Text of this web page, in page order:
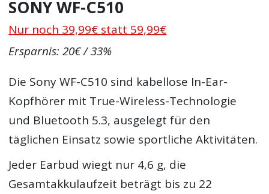
SONY WF-C510
Nur noch 39,99€ statt 59,99€
Ersparnis: 20€ / 33%
Die Sony WF-C510 sind kabellose In-Ear-
Kopfhörer mit True-Wireless-Technologie
und Bluetooth 5.3, ausgelegt für den
täglichen Einsatz sowie sportliche Aktivitäten.
Jeder Earbud wiegt nur 4,6 g, die
Gesamtakkulaufzeit beträgt bis zu 22